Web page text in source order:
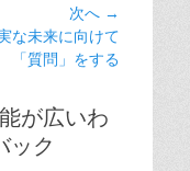
次へ →
な未来に向けて
「質問」をする
が広いわ
ック